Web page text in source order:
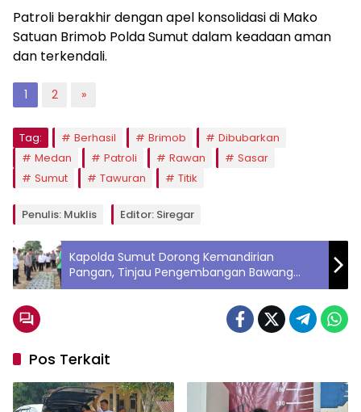
Patroli berakhir dengan apel konsolidasi di Mako
Satuan Brimob Polda Sumut dalam keadaan aman
dan terkendali.
1 2 »
Tag: Berhasil Brimob
Dibubarkan
Medan
Patroli Rawan
Sasar
Sumut
Tawuran Titik
Penulis: Muklis Editor: Siregar
Kapolda Sumut Dorong Kemandirian
Pangan, Tinjau Pengembangan Bawang
Putih di Samosir
Pos Terkait